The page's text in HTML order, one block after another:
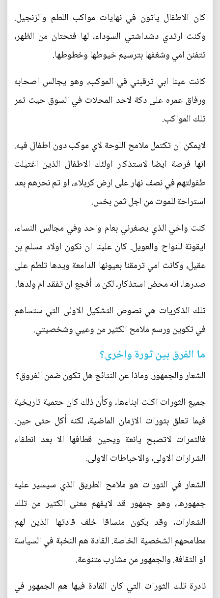
كان الاطفال ياتون في نهايات مواكب اللطم والزنجيل.
وكنت ارتدي دشداشتي السوداء، لها فتحتان من الظهر،
تتفنن امي وشغفها بترسيم خيوطها وخطوطها.
كانت عينا ابي ترقبني في الموكب، وهو يجالس اصحابه
ورفاق عمره على دكة لاحد المحلات في السوق حيث تمر
تلك المواكب.
لايمكن ان تكتمل ملامح اللوحة لاي موكب دون اطفال فيه.
انها فرصة ايضا لاستذكار اولئك الاطفال الذين اغتيلت
طفولتهم في نصف نهار على ارض كربلاء، او تم نحرهم بعد
استراحة للموت من اجل ثمن بخس.
كنت واخي الذي يصغرني بعام واحد وفي مجالس النساء،
ايقونة للنواح والعويل. كان علينا ان نكون اولاد مسلم بن
عقيل، وكانت امي ترمقنا بعيونها الدامعة ويدها تلطم على
صدرها، انه محض استذكار، لكن ما أفجع ان تفقد ام ولدها.
تلك الذكريات هي نصوص التشكيل الاولى التي ستساهم
في تكوين ورسم ملامح الكثير من وعيي وشخصيتي.
ما الفرق بين ثورة واخرى؟
الشعار والجمهور. وماذا عن النتائج هل تكون ضمن الفروق؟
جميع الثورات اكلت ابناءها، وكأن ذلك كان حتمية تاريخية
فيما تعلق بثورات الازمان الماضية، لكنه أكل حتى حين.
فالثمرات لاتصبح يانعة ويحين قطافها الا بعد انطفاء
الشرارات الاولى، والاحباطات الاولى.
الشعار في الثورات هو ملامح الطريق الذي سيسير عليه
جمهورها، وهو جمهور قد لايفهم معنى الكثير من تلك
الشعارات، وقد يكون منساقا خلف قادتها الذين لهم
مطامحهم الشخصية الخاصة. القادة هم النخبة في السياسة
او الثقافة. والجمهور من مشارب متنوعة.
نادرة تلك الثورات التي كان القادة فيها هم الجمهور في